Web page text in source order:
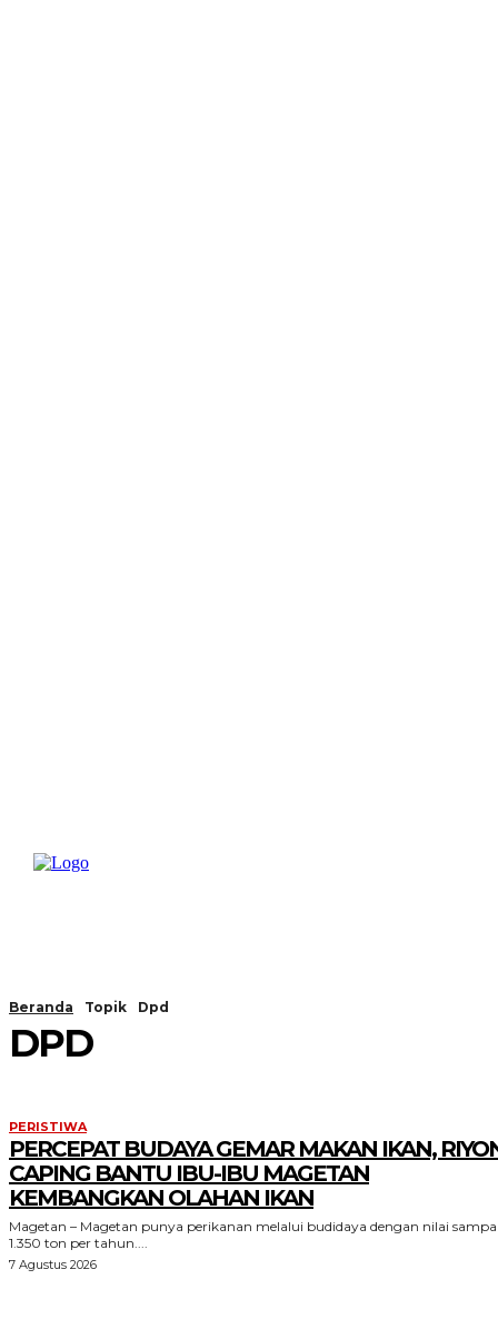
Beranda Topik Dpd
DPD
PERISTIWA
PERCEPAT BUDAYA GEMAR MAKAN IKAN,
CAPING BANTU IBU-IBU MAGETAN
KEMBANGKAN OLAHAN IKAN
Magetan – Magetan punya perikanan melalui budidaya dengan nilai
1.350 ton per tahun....
7 Agustus 2026